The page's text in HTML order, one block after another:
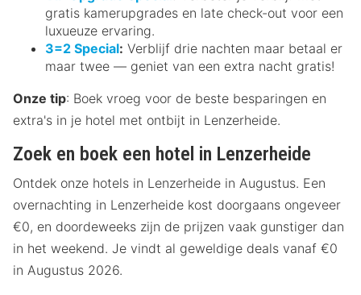
gratis kamerupgrades en late check-out voor een
luxueuze ervaring.
3=2 Special: Verblijf drie nachten maar betaal er
maar twee — geniet van een extra nacht gratis!
Onze tip: Boek vroeg voor de beste besparingen en
extra's in je hotel met ontbijt in Lenzerheide.
Zoek en boek een hotel in Lenzerheide
Ontdek onze hotels in Lenzerheide in Augustus. Een
overnachting in Lenzerheide kost doorgaans ongeveer
€0, en doordeweeks zijn de prijzen vaak gunstiger dan
in het weekend. Je vindt al geweldige deals vanaf €0
in Augustus 2026.